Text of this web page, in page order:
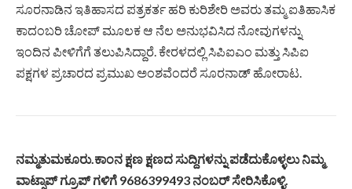
ಸೂರನಾಡಿನ ಇತಿಹಾಸದ ಪತ್ರಕರ್ತ ಹರಿ ಕುರಿಶೇರಿ ಅವರು ತಮ್ಮ ಐತಿಹಾಸಿಕ
ಕಾದಂಬರಿ ಚೋಪ್ ಮೂಲಕ ಆ ನೆಲ ಅನುಭವಿಸಿದ ನೋವುಗಳನ್ನು
ಇಂದಿನ ಪೀಳಿಗೆಗೆ ತಲುಪಿಸಿದ್ದಾರೆ. ಕೇರಳದಲ್ಲಿ ಸಿಪಿಐಎಂ ಮತ್ತು ಸಿಪಿಐ
ಪಕ್ಷಗಳ ಪ್ರಚಾರದ ಪ್ರಮುಖ ಅಂಶವೆಂದರೆ ಸೂರನಾಡ್ ಹೋರಾಟ.
ನಮ್ಮತುಮಕೂರು.ಕಾಂನ ಕ್ಷಣ ಕ್ಷಣದ ಸುದ್ದಿಗಳನ್ನು ಪಡೆದುಕೊಳ್ಳಲು ನಿಮ್ಮ
ವಾಟ್ಸಾಪ್ ಗ್ರೂಪ್ ಗಳಿಗೆ 9686399493 ನಂಬರ್ ಸೇರಿಸಿಕೊಳ್ಳಿ.